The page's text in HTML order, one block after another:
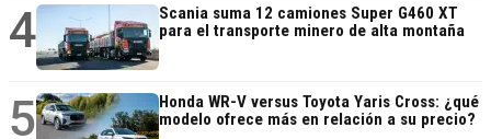
4
Scania suma 12 camiones Super G460 XT
para el transporte minero de alta montaña
5
Honda WR-V versus Toyota Yaris Cross: ¿qué
modelo ofrece más en relación a su precio?